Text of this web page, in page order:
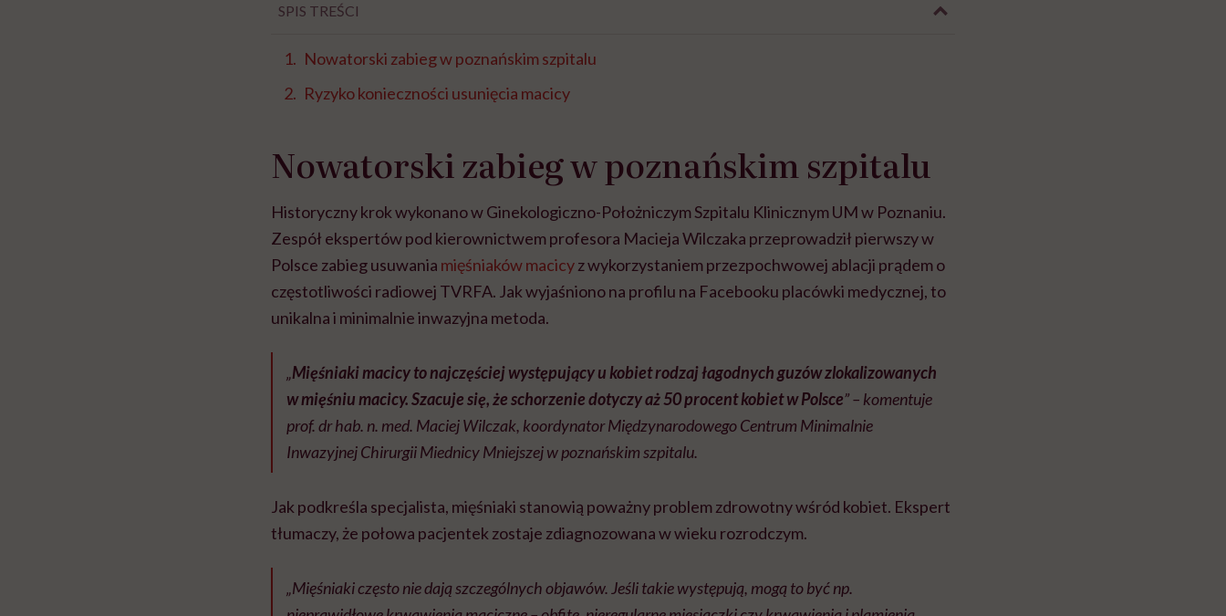
SPIS TREŚCI
Nowatorski zabieg w poznańskim szpitalu
Ryzyko konieczności usunięcia macicy
Nowatorski zabieg w poznańskim szpitalu
Historyczny krok wykonano w Ginekologiczno-Położniczym Szpitalu Klinicznym UM w Poznaniu.
Zespół ekspertów pod kierownictwem profesora Macieja Wilczaka przeprowadził pierwszy w
Polsce zabieg usuwania mięśniaków macicyz wykorzystaniemprzezpochwowej ablacji prądem o
częstotliwości radiowej TVRFA. Jak wyjaśniono na profilu na Facebooku placówki medycznej, to
unikalna i minimalnie inwazyjna metoda.
„Mięśniaki macicy to najczęściej występujący u kobiet rodzaj łagodnych guzów zlokalizowanych
w mięśniu macicy. Szacuje się, że schorzenie dotyczy aż 50 procent kobiet w Polsce” – komentuje
prof. dr hab. n. med. Maciej Wilczak, koordynator Międzynarodowego Centrum Minimalnie
Inwazyjnej Chirurgii Miednicy Mniejszej w poznańskim szpitalu.
Jak podkreśla specjalista, mięśniaki stanowią poważny problem zdrowotny wśród kobiet. Ekspert
tłumaczy, że połowa pacjentek zostaje zdiagnozowana w wieku rozrodczym.
„Mięśniaki często nie dają szczególnych objawów. Jeśli takie występują, mogą to być np.